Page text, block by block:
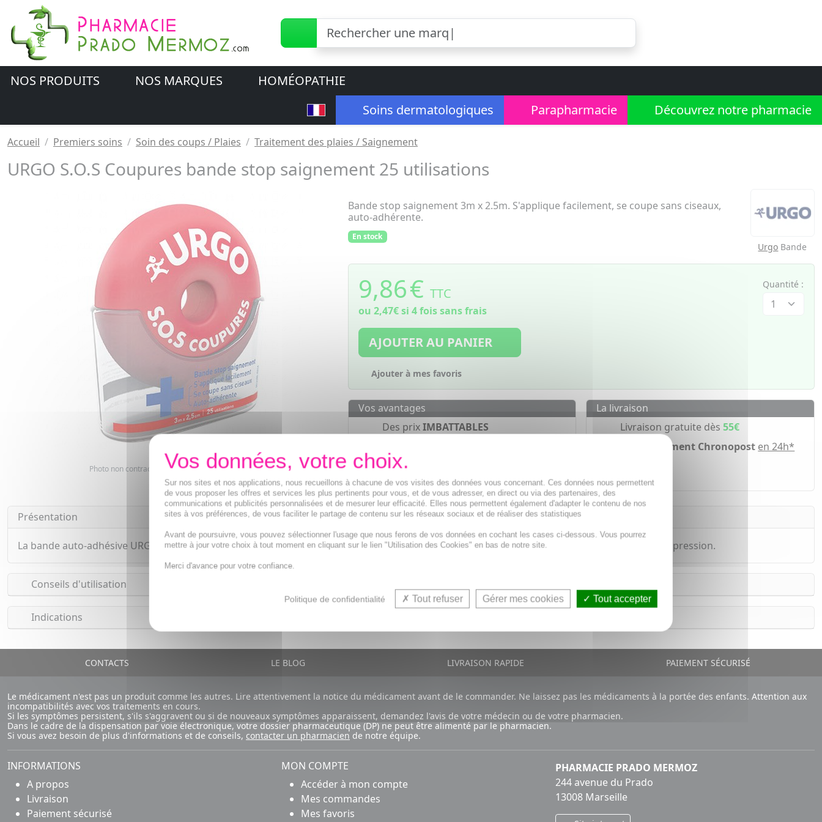
NOS PRODUITS NOS MARQUES
HOMÉOPATHIE
Soins dermatologiques
Parapharmacie Découvrez notre pharmacie
Accueil Premiers soins Soin des coups / Plaies Traitement des plaies / Saignement
URGO S.O.S Coupures bande stop saignement 25 utilisations
Photo non contractuelle. Copyright digimarquage
Bande stop saignement 3m x 2.5m. S'applique facilement, se coupe sans ciseaux,
auto-adhérente.
En stock
Urgo Bande
9,86€ TTC
ou 2,47€si 4 fois sans frais
Quantité :
AJOUTER AU PANIER
Ajouter à mes favoris
Vos avantages
Des prixIMBATTABLES
Paiement en
de 30€
La livraison
Livraison gratuite dès55€
Acheminement Chronopost en 24h*
Présentation
La bande auto-adhésive URGO S.O.S coupures est destiné à stopper les saignements des petites coupures et des plaies superficielles par compression.
Conseils d'utilisation
Indications
CONTACTS LE BLOG LIVRAISON RAPIDE PAIEMENT SÉCURISÉ
Le médicament n'est pas un produit comme les autres. Lire attentivement la notice du médicament avant de le commander. Ne laissez pas les médicaments à la portée des enfants. Attention aux
incompatibilités avec vos traitements en cours.
Si les symptômes persistent, s'ils s'aggravent ou si de nouveaux symptômes apparaissent, demandez l'avis de votre médecin ou de votre pharmacien.
Dans le cadre de la dispensation par voie électronique, votre dossier pharmaceutique (DP) ne peut être alimenté par le pharmacien.
Si vous avez besoin de plus d'informations et de conseils, contacter un pharmacien de notre équipe.
INFORMATIONS
A propos
Livraison
Paiement sécurisé
MON COMPTE
Accéder à mon compte
Mes commandes
Mes favoris
PHARMACIE PRADO MERMOZ
244 avenue du Prado
13008 Marseille
Sur nos sites et nos applications, nous recueillons à chacune de vos visites des données vous concernant. Ces données nous permettent
de vous proposer les offres et services les plus pertinents pour vous, et de vous adresser, en direct ou via des partenaires, des
communications et publicités personnalisées et de mesurer leur efficacité. Elles nous permettent également d'adapter le contenu de nos
sites à vos préférences, de vous faciliter le partage de contenu sur les réseaux sociaux et de réaliser des statistiques
Avant de poursuivre, vous pouvez sélectionner l'usage que nous ferons de vos données en cochant les cases ci-dessous. Vous pourrez
mettre à jour votre choix à tout moment en cliquant sur le lien "Utilisation des Cookies" en bas de notre site.
Merci d'avance pour votre confiance.
Politique de confidentialité Tout refuser Gérer mes cookies Tout accepter